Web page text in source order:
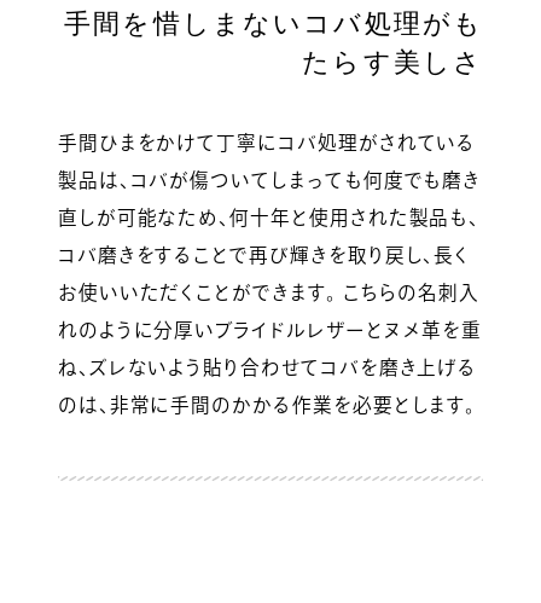
手間を惜しまないコバ処理がも
たらす美しさ
手間ひまをかけて丁寧にコバ処理がされている
製品は、コバが傷ついてしまっても何度でも磨き
直しが可能なため、何十年と使用された製品も、
コバ磨きをすることで再び輝きを取り戻し、長く
お使いいただくことができます。 こちらの名刺入
れのように分厚いブライドルレザーとヌメ革を重
ね、ズレないよう貼り合わせてコバを磨き上げる
のは、非常に手間のかかる作業を必要とします。